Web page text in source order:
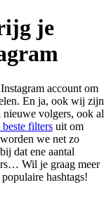
je
account om
En ja, ook wij zijn
volgers, ook al
beste filters uit om
we net zo
dat ene aantal
Wil je graag meer
hashtags!